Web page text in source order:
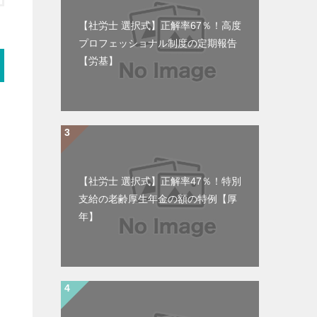
【社労士 選択式】正解率67％！高度
プロフェッショナル制度の定期報告
【労基】
【社労士 選択式】正解率47％！特別
支給の老齢厚生年金の額の特例【厚
年】